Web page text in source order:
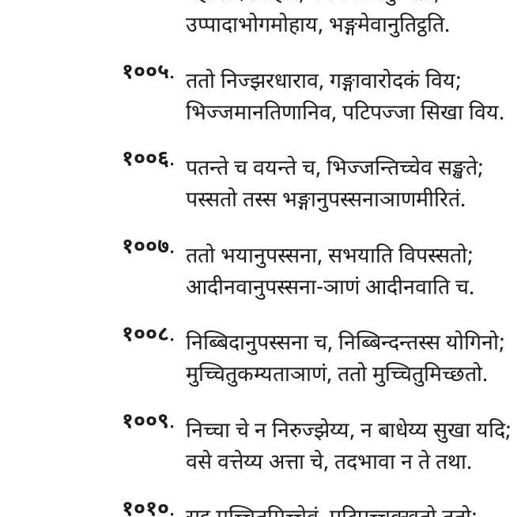
उप्पादाभोगमोहाय, भङ्गमेवानुतिट्ठति.
१००५. ततो निज्झरधाराव, गङ्गावारोदकं विय;
भिज्जमानतिणानिव, पटिपज्जा सिखा विय.
१००६. पतन्ते च वयन्ते च, भिज्जन्तिच्चेव सङ्खते;
पस्सतो तस्स भङ्गानुपस्सनाञाणमीरितं.
१००७. ततो भयानुपस्सना, सभयाति विपस्सतो;
आदीनवानुपस्सना-ञाणं आदीनवाति च.
१००८. निब्बिदानुपस्सना च, निब्बिन्दन्तस्स योगिनो;
मुच्चितुकम्यताञाणं, ततो मुच्चितुमिच्छतो.
१००९. निच्चा चे न निरुज्झेय्य, न बाधेय्य सुखा यदि;
वसे वत्तेय्य अत्ता चे, तदभावा न ते तथा.
१०१०.